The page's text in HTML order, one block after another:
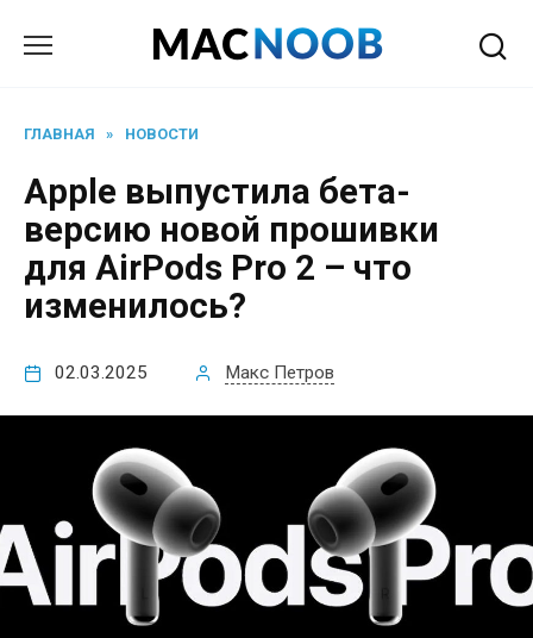
ГЛАВНАЯ » НОВОСТИ
Apple выпустила бета-
версию новой прошивки
для AirPods Pro 2 – что
изменилось?
02.03.2025 Макс Петров